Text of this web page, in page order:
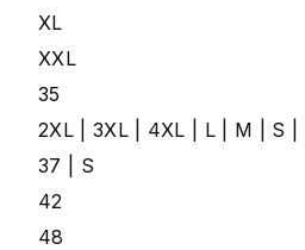
XL
XXL
35
2XL | 3XL | 4XL | L | M | S |
37 | S
42
48